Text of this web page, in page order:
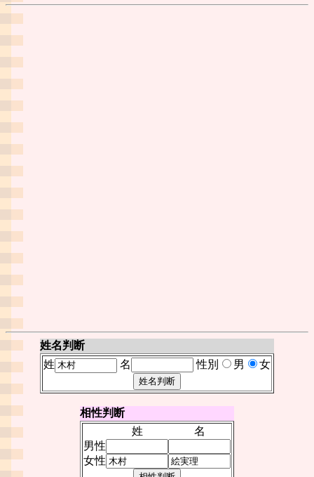
姓名判断
姓
名 性別 男 女
相性判断
姓
名
男性
女性